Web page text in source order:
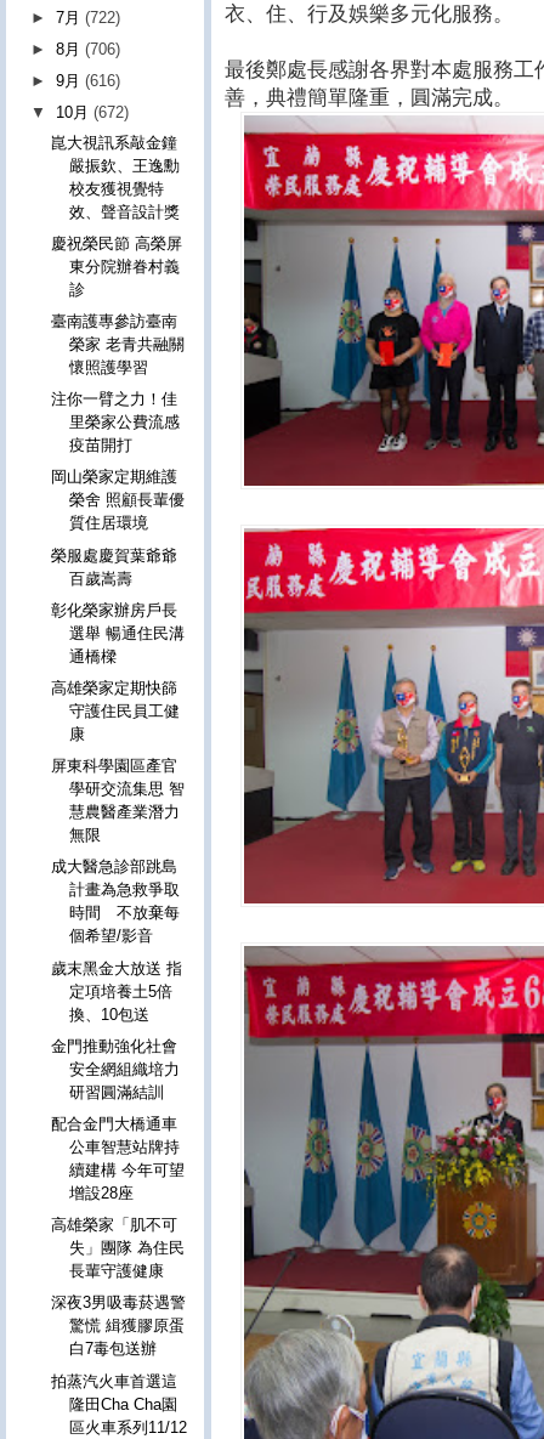
衣、住、行及娛樂多元化服務。
最後鄭處長感謝各界對本處服務
善，典禮簡單隆重，圓滿完成。
►7月(722)
►8月(706)
►9月(616)
▼ 10月(672)
崑大視訊系敲金鐘
嚴振欽、王逸勳
校友獲視覺特
效、聲音設計獎
慶祝榮民節 高榮屏
東分院辦眷村義
診
臺南護專參訪臺南
榮家 老青共融關
懷照護學習
注你一臂之力！佳
里榮家公費流感
疫苗開打
岡山榮家定期維護
榮舍 照顧長輩優
質住居環境
榮服處慶賀葉爺爺
百歲嵩壽
彰化榮家辦房戶長
選舉 暢通住民溝
通橋樑
高雄榮家定期快篩
守護住民員工健
康
屏東科學園區產官
學研交流集思 智
慧農醫產業潛力
無限
成大醫急診部跳島
計畫為急救爭取
時間 不放棄每
個希望/影音
歲末黑金大放送 指
定項培養土5倍
換、10包送
金門推動強化社會
安全網組織培力
研習圓滿結訓
配合金門大橋通車
公車智慧站牌持
續建構 今年可望
增設28座
高雄榮家「肌不可
失」團隊 為住民
長輩守護健康
深夜3男吸毒菸遇警
驚慌 緝獲膠原蛋
白7毒包送辦
拍蒸汽火車首選這
隆田Cha Cha園
區火車系列11/12